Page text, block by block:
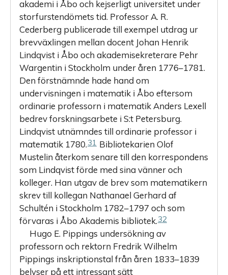
akademi i Åbo och kejserligt universitet under
storfurstendömets tid. Professor A. R.
Cederberg publicerade till exempel utdrag ur
brevväxlingen mellan docent Johan Henrik
Lindqvist i Åbo och akademisekreterare Pehr
Wargentin i Stockholm under åren 1776–1781.
Den förstnämnde hade hand om
undervisningen i matematik i Åbo eftersom
ordinarie professorn i matematik Anders Lexell
bedrev forskningsarbete i S:t Petersburg.
Lindqvist utnämndes till ordinarie professor i
matematik 1780.31 Bibliotekarien Olof
Mustelin återkom senare till den korrespondens
som Lindqvist förde med sina vänner och
kolleger. Han utgav de brev som matematikern
skrev till kollegan Nathanael Gerhard af
Schultén i Stockholm 1782–1797 och som
förvaras i Åbo Akademis bibliotek.32
Hugo E. Pippings undersökning av
professorn och rektorn Fredrik Wilhelm
Pippings inskriptionstal från åren 1833–1839
belyser på ett intressant sätt